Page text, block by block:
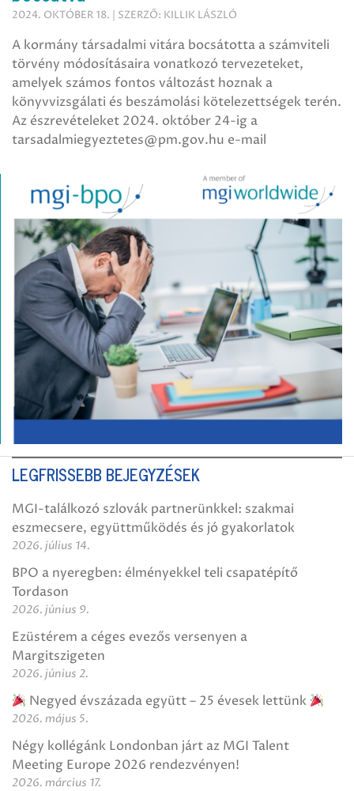
2024. OKTÓBER 18. | SZERZŐ: KILLIK LÁSZLÓ
A kormány társadalmi vitára bocsátotta a számviteli
törvény módosításaira vonatkozó tervezeteket,
amelyek számos fontos változást hoznak a
könyvvizsgálati és beszámolási kötelezettségek terén.
Az észrevételeket 2024. október 24-ig a
tarsadalmiegyeztetes@pm.gov.hu e-mail
LEGFRISSEBB BEJEGYZÉSEK
MGI-találkozó szlovák partnerünkkel: szakmai
eszmecsere, együttműködés és jó gyakorlatok
2026. július 14.
BPO a nyeregben: élményekkel teli csapatépítő
Tordason
2026. június 9.
Ezüstérem a céges evezős versenyen a
Margitszigeten
2026. június 2.
Negyed évszázada együtt – 25 évesek lettünk
2026. május 5.
Négy kollégánk Londonban járt az MGI Talent
Meeting Europe 2026 rendezvényen!
2026. március 17.